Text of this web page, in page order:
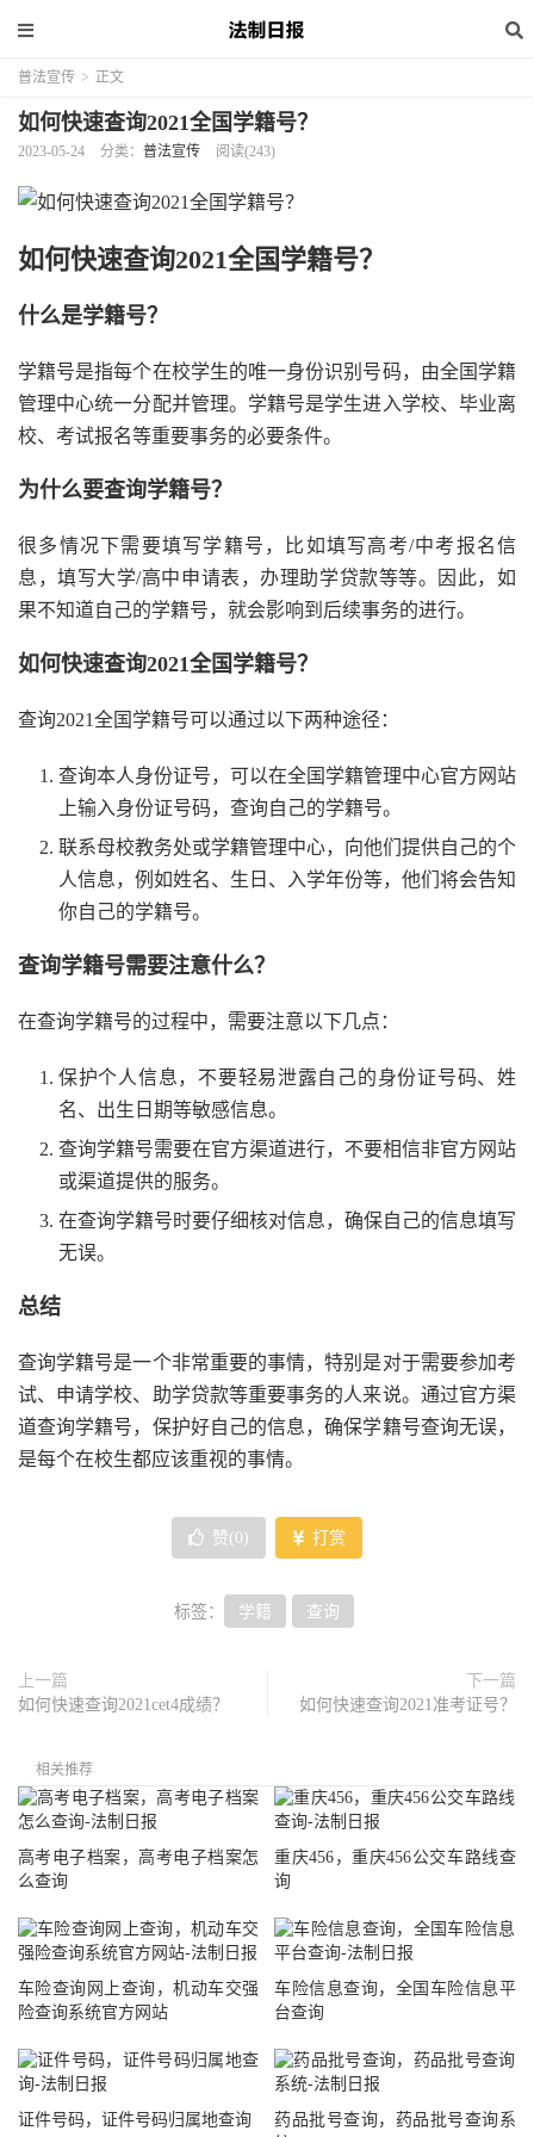
普法宣传 > 正文
如何快速查询2021全国学籍号？
2023-05-24 分类： 普法宣传 阅读(243)
如何快速查询2021全国学籍号？
什么是学籍号？
学籍号是指每个在校学生的唯一身份识别号码，由全国学籍
管理中心统一分配并管理。学籍号是学生进入学校、毕业离
校、考试报名等重要事务的必要条件。
为什么要查询学籍号？
很多情况下需要填写学籍号，比如填写高考/中考报名信
息，填写大学/高中申请表，办理助学贷款等等。因此，如
果不知道自己的学籍号，就会影响到后续事务的进行。
如何快速查询2021全国学籍号？
查询2021全国学籍号可以通过以下两种途径：
查询本人身份证号，可以在全国学籍管理中心官方网站
上输入身份证号码，查询自己的学籍号。
联系母校教务处或学籍管理中心，向他们提供自己的个
人信息，例如姓名、生日、入学年份等，他们将会告知
你自己的学籍号。
查询学籍号需要注意什么？
在查询学籍号的过程中，需要注意以下几点：
保护个人信息，不要轻易泄露自己的身份证号码、姓
名、出生日期等敏感信息。
查询学籍号需要在官方渠道进行，不要相信非官方网站
或渠道提供的服务。
在查询学籍号时要仔细核对信息，确保自己的信息填写
无误。
总结
查询学籍号是一个非常重要的事情，特别是对于需要参加考
试、申请学校、助学贷款等重要事务的人来说。通过官方渠
道查询学籍号，保护好自己的信息，确保学籍号查询无误，
是每个在校生都应该重视的事情。
赞( 0 ) 打赏
标签： 学籍 查询
上一篇
如何快速查询2021cet4成绩？
下一篇
如何快速查询2021准考证号？
相关推荐
高考电子档案，高考电子档案怎
么查询
重庆456，重庆456公交车路线查
询
车险查询网上查询，机动车交强
险查询系统官方网站
车险信息查询，全国车险信息平
台查询
证件号码，证件号码归属地查询
药品批号查询，药品批号查询系